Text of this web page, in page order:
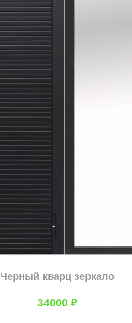
Черный кварц зеркало
34000 ₽